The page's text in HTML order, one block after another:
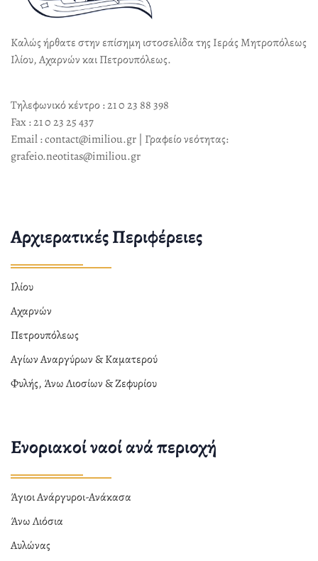
Καλώς ήρθατε στην επίσημη ιστοσελίδα της Ιεράς Μητροπόλεως
Ιλίου, Αχαρνών και Πετρουπόλεως.
Τηλεφωνικό κέντρο : 21 0 23 88 398
Fax : 21 0 23 25 437
Email : contact@imiliou.gr | Γραφείο νεότητας:
grafeio.neotitas@imiliou.gr
Αρχιερατικές Περιφέρειες
Ιλίου
Αχαρνών
Πετρουπόλεως
Αγίων Αναργύρων & Καματερού
Φυλής, Άνω Λιοσίων & Ζεφυρίου
Ενοριακοί ναοί ανά περιοχή
Άγιοι Ανάργυροι-Ανάκασα
Άνω Λιόσια
Αυλώνας